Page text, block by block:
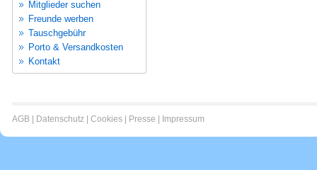
Mitglieder suchen
Freunde werben
Tauschgebühr
Porto & Versandkosten
Kontakt
AGB Datenschutz Cookies Presse Impressum